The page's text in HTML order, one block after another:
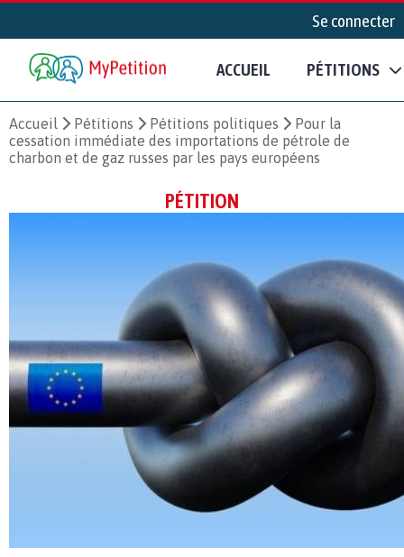
Se connecter
ACCUEIL PÉTITIONS
Accueil Pétitions Pétitions politiques
Pour la
cessation immédiate des importations de pétrole de
charbon et de gaz russes par les pays européens
PÉTITION